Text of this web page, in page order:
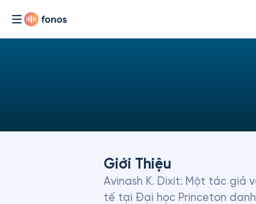
Giới Thiệu
Avinash K. Dixit: Một tác giả
tế tại Đại học Princeton